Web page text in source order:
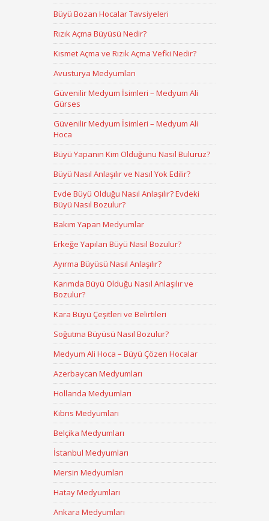
Büyü Bozan Hocalar Tavsiyeleri
Rızık Açma Büyüsü Nedir?
Kısmet Açma ve Rızık Açma Vefki Nedir?
Avusturya Medyumları
Güvenilir Medyum İsimleri – Medyum Ali
Gürses
Güvenilir Medyum İsimleri – Medyum Ali
Hoca
Büyü Yapanın Kim Olduğunu Nasıl Buluruz?
Büyü Nasıl Anlaşılır ve Nasıl Yok Edilir?
Evde Büyü Olduğu Nasıl Anlaşılır? Evdeki
Büyü Nasıl Bozulur?
Bakım Yapan Medyumlar
Erkeğe Yapılan Büyü Nasıl Bozulur?
Ayırma Büyüsü Nasıl Anlaşılır?
Karımda Büyü Olduğu Nasıl Anlaşılır ve
Bozulur?
Kara Büyü Çeşitleri ve Belirtileri
Soğutma Büyüsü Nasıl Bozulur?
Medyum Ali Hoca – Büyü Çözen Hocalar
Azerbaycan Medyumları
Hollanda Medyumları
Kıbrıs Medyumları
Belçika Medyumları
İstanbul Medyumları
Mersin Medyumları
Hatay Medyumları
Ankara Medyumları